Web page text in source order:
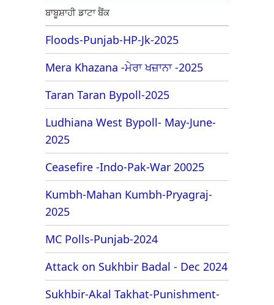
ਬਾਬੂਸ਼ਾਹੀ ਡਾਟਾ ਬੈਂਕ
Floods-Punjab-HP-Jk-2025
Mera Khazana -ਮੇਰਾ ਖਜ਼ਾਨਾ -2025
Taran Taran Bypoll-2025
Ludhiana West Bypoll- May-June-
2025
Ceasefire -Indo-Pak-War 20025
Kumbh-Mahan Kumbh-Pryagraj-
2025
MC Polls-Punjab-2024
Attack on Sukhbir Badal - Dec 2024
Sukhbir-Akal Takhat-Punishment-